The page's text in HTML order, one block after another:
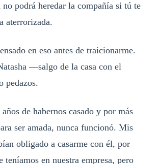
podrá heredar la compañía si tú te
aterrorizada.
en eso antes de traicionarme.
—salgo de la casa con el
pedazos.
de habernos casado y por más
ser amada, nunca funcionó. Mis
obligado a casarme con él, por
teníamos en nuestra empresa, pero